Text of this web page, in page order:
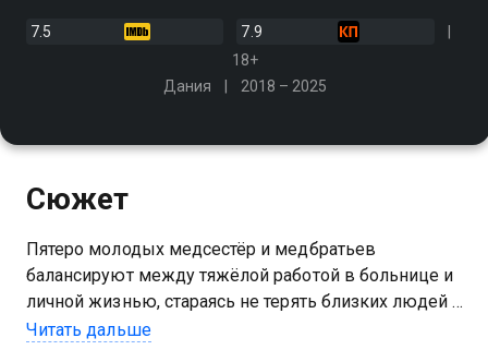
7.5
7.9
18+
Дания
2018 – 2025
Сюжет
Пятеро молодых медсестёр и медбратьев
балансируют между тяжёлой работой в больнице и
личной жизнью, стараясь не терять близких людей и
не черстветь по отношению к пациентам
Читать дальше